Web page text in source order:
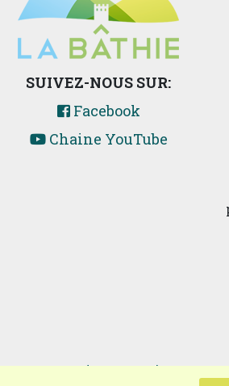
SUIVEZ-NOUS SUR:
Facebook
Chaine YouTube
Encore un site Commu'net !